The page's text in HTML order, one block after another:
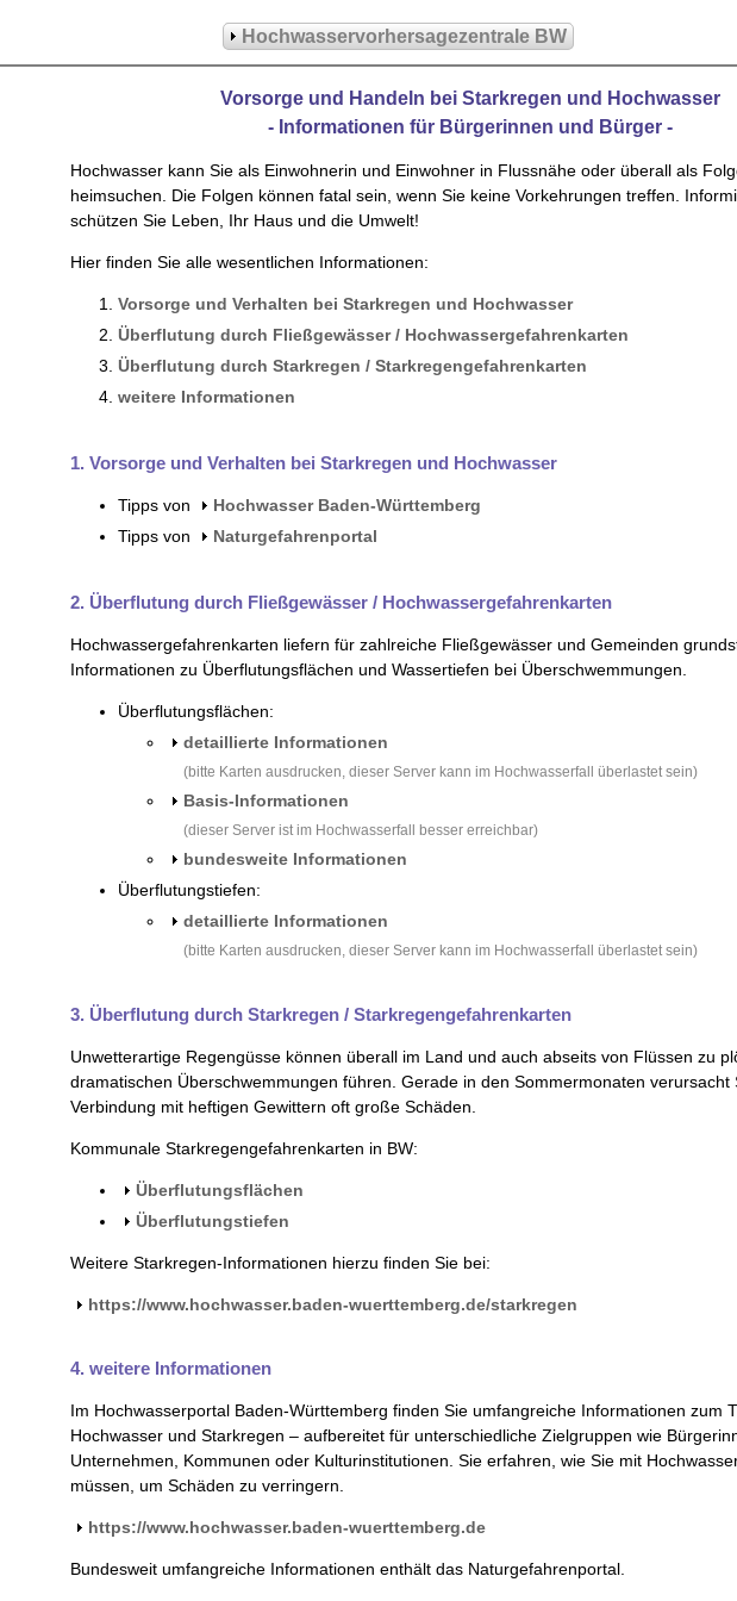
Hochwasservorhersagezentrale BW
Vorsorge und Handeln bei Starkregen und Hochwasser
- Informationen für Bürgerinnen und Bürger -
Hochwasser kann Sie als Einwohnerin und Einwohner in Flussnähe oder überall als
heimsuchen. Die Folgen können fatal sein, wenn Sie keine Vorkehrungen treffen.
schützen Sie Leben, Ihr Haus und die Umwelt!
Hier finden Sie alle wesentlichen Informationen:
Vorsorge und Verhalten bei Starkregen und Hochwasser
Überflutung durch Fließgewässer / Hochwassergefahrenkarten
Überflutung durch Starkregen / Starkregengefahrenkarten
weitere Informationen
1. Vorsorge und Verhalten bei Starkregen und Hochwasser
Tipps von
Hochwasser Baden-Württemberg
Tipps von
Naturgefahrenportal
2. Überflutung durch Fließgewässer / Hochwassergefahrenkarten
Hochwassergefahrenkarten liefern für zahlreiche Fließ­gewässer und Gemeinden
Informationen zu Überflutungs­flächen und Wasser­tiefen bei Überschwemmungen.
Überflutungsflächen:
detaillierte Informationen
(bitte Karten ausdrucken, dieser Server kann im Hochwasserfall überlastet sein)
Basis-Informationen
(dieser Server ist im Hochwasserfall besser erreichbar)
bundesweite Informationen
Überflutungstiefen:
detaillierte Informationen
(bitte Karten ausdrucken, dieser Server kann im Hochwasserfall überlastet sein)
3. Überflutung durch Starkregen / Starkregengefahrenkarten
Unwetterartige Regengüsse können überall im Land und auch abseits von Flüssen zu
dramatischen Überschwemmungen führen. Gerade in den Sommermonaten verursacht
Verbindung mit heftigen Gewittern oft große Schäden.
Kommunale Starkregengefahrenkarten in BW:
Überflutungsflächen
Überflutungstiefen
Weitere Starkregen-Informationen hierzu finden Sie bei:
https://www.hochwasser.baden-wuerttemberg.de/starkregen
4. weitere Informationen
Im Hochwasserportal Baden-Württemberg finden Sie umfangreiche Informationen zum
Hochwasser und Starkregen – aufbereitet für unter­schiedliche Zielgruppen wie
Unternehmen, Kommunen oder Kulturinstitu­tionen. Sie erfahren, wie Sie mit
müssen, um Schäden zu verringern.
https://www.hochwasser.baden-wuerttemberg.de
Bundesweit umfangreiche Informationen enthält das Naturgefahrenportal.